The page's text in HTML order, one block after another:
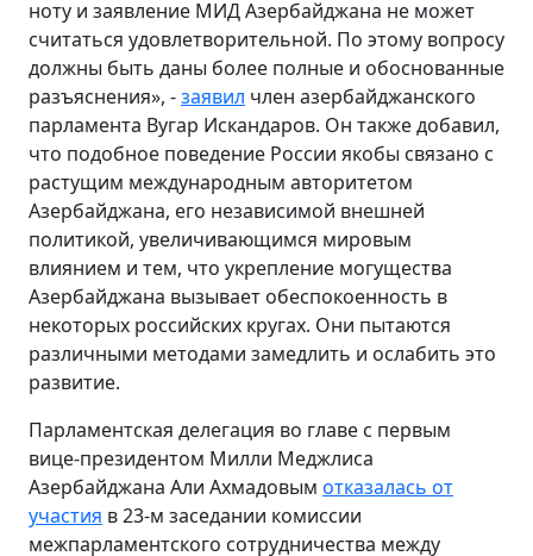
ноту и заявление МИД Азербайджана не может
считаться удовлетворительной. По этому вопросу
должны быть даны более полные и обоснованные
разъяснения», -заявил член азербайджанского
парламента Вугар Искандаров. Он также добавил,
что подобное поведение России якобы связано с
растущим международным авторитетом
Азербайджана, его независимой внешней
политикой, увеличивающимся мировым
влиянием и тем, что укрепление могущества
Азербайджана вызывает обеспокоенность в
некоторых российских кругах. Они пытаются
различными методами замедлить и ослабить это
развитие.
Парламентская делегация во главе с первым
вице-президентом Милли Меджлиса
Азербайджана Али Ахмадовым отказалась от
участия в 23-м заседании комиссии
межпарламентского сотрудничества между